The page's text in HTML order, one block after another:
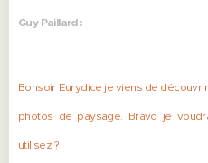
Guy Paillard :
Bonsoir Eurydice je viens de
photos de paysage. Bravo je
utilisez ?